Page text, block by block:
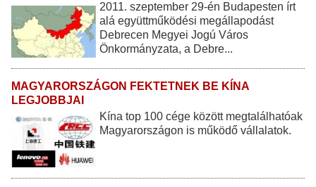
2011. szeptember 29-én Budapesten írt
alá együttműködési megállapodást
Debrecen Megyei Jogú Város
Önkormányzata, a Debre...
MAGYARORSZÁGON FEKTETNEK BE KÍNA
LEGJOBBJAI
Kína top 100 cége között megtalálhatóak
Magyarországon is működő vállalatok.